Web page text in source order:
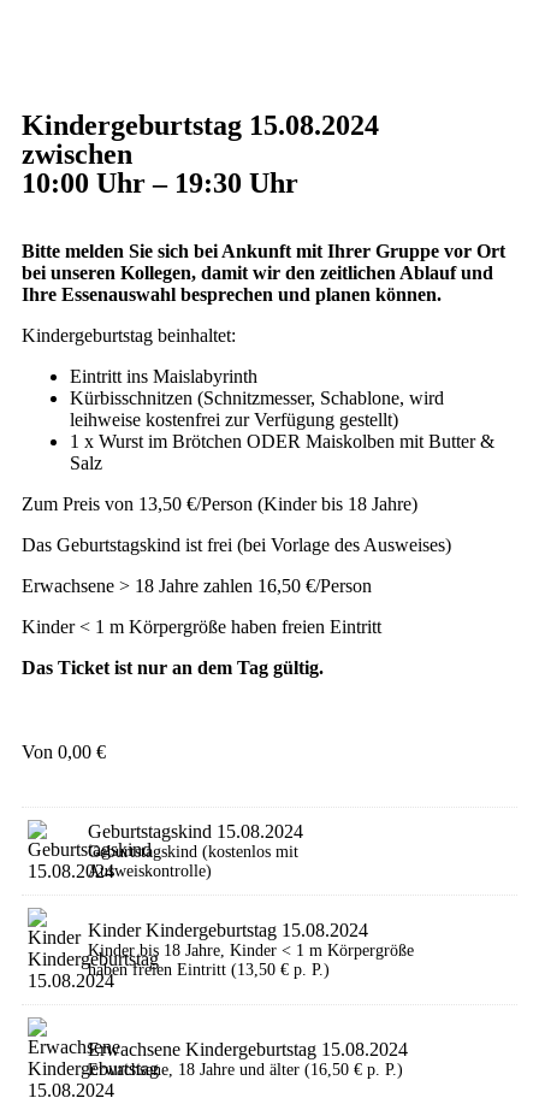
Kindergeburtstag 15.08.2024
zwischen
10:00 Uhr – 19:30 Uhr
Bitte melden Sie sich bei Ankunft mit Ihrer Gruppe vor Ort
bei unseren Kollegen, damit wir den zeitlichen Ablauf und
Ihre Essenauswahl besprechen und planen können.
Kindergeburtstag beinhaltet:
Eintritt ins Maislabyrinth
Kürbisschnitzen (Schnitzmesser, Schablone, wird
leihweise kostenfrei zur Verfügung gestellt)
1 x Wurst im Brötchen ODER Maiskolben mit Butter &
Salz
Zum Preis von 13,50 €/Person (Kinder bis 18 Jahre)
Das Geburtstagskind ist frei (bei Vorlage des Ausweises)
Erwachsene > 18 Jahre zahlen 16,50 €/Person
Kinder < 1 m Körpergröße haben freien Eintritt
Das Ticket ist nur an dem Tag gültig.
Von 0,00 €
Geburtstagskind 15.08.2024
Geburtstagskind (kostenlos mit
Ausweiskontrolle)
Kinder Kindergeburtstag 15.08.2024
Kinder bis 18 Jahre, Kinder < 1 m Körpergröße
haben freien Eintritt (13,50 € p. P.)
Erwachsene Kindergeburtstag 15.08.2024
Erwachsene, 18 Jahre und älter (16,50 € p. P.)